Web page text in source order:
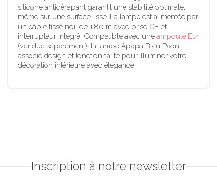
silicone antidérapant garantit une stabilité optimale,
même sur une surface lisse. La lampe est alimentée par
un câble tissé noir de 1,80 m avec prise CE et
interrupteur intégré. Compatible avec une ampoule E14
(vendue séparément), la lampe Apapa Bleu Paon
associe design et fonctionnalité pour illuminer votre
décoration intérieure avec élégance.
Inscription à notre newsletter